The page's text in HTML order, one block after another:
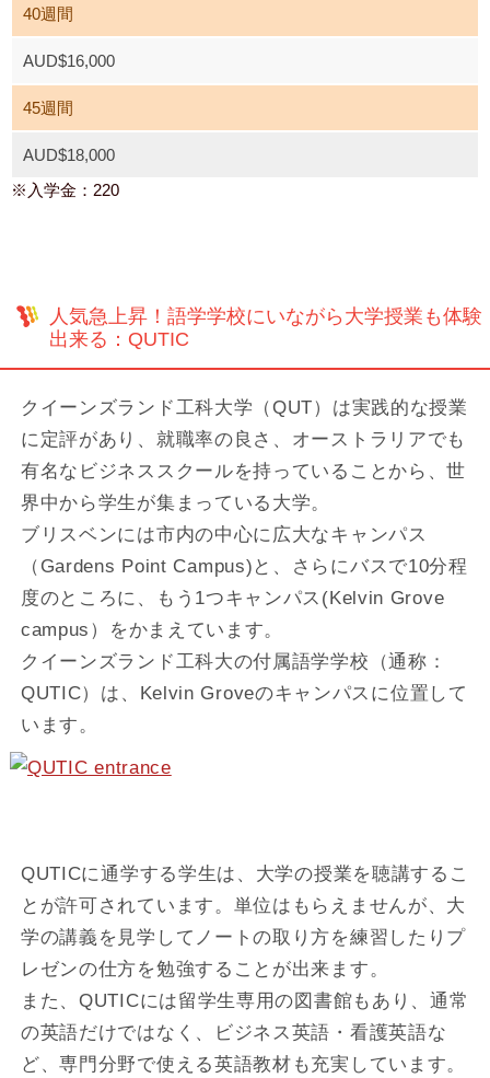
40週間
AUD$16,000
45週間
AUD$18,000
※入学金：220
人気急上昇！語学学校にいながら大学授業も体験
出来る：QUTIC
クイーンズランド工科大学（QUT）は実践的な授業
に定評があり、就職率の良さ、オーストラリアでも
有名なビジネススクールを持っていることから、世
界中から学生が集まっている大学。
ブリスベンには市内の中心に広大なキャンパス
（Gardens Point Campus)と、さらにバスで10分程
度のところに、もう1つキャンパス(Kelvin Grove
campus）をかまえています。
クイーンズランド工科大の付属語学学校（通称：
QUTIC）は、Kelvin Groveのキャンパスに位置して
います。
QUTICに通学する学生は、大学の授業を聴講するこ
とが許可されています。単位はもらえませんが、大
学の講義を見学してノートの取り方を練習したりプ
レゼンの仕方を勉強することが出来ます。
また、QUTICには留学生専用の図書館もあり、通常
の英語だけではなく、ビジネス英語・看護英語な
ど、専門分野で使える英語教材も充実しています。